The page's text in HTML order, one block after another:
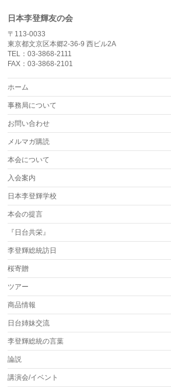
日本李登輝友の会
〒113-0033
東京都文京区本郷2-36-9 西ビル2A
TEL：03-3868-2111
FAX：03-3868-2101
ホーム
事務局について
お問い合わせ
メルマガ購読
本会について
入会案内
日本李登輝学校
本会の提言
『日台共栄』
李登輝総統訪日
桜寄贈
ツアー
商品情報
日台姉妹交流
李登輝総統の言葉
論説
講演会/イベント